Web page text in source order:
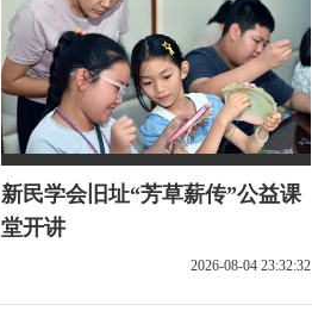
新民学会旧址“芳草薪传”公益课
堂开讲
2026-08-04 23:32:32